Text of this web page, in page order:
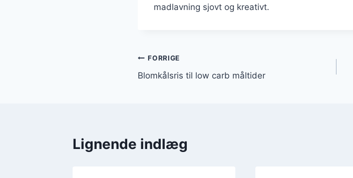
madlavning sjovt og kreativt.
Indlægsnavigation
FORRIGE
Blomkålsris til low carb måltider
Lignende indlæg